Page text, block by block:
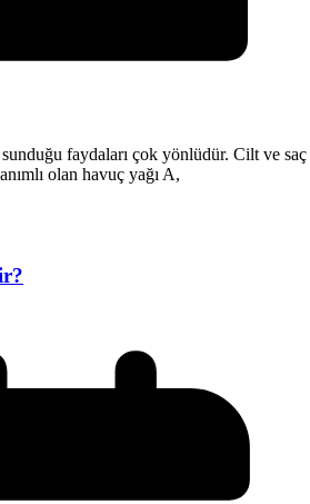
faydaları çok yönlüdür. Cilt ve saç
olan havuç yağı A,